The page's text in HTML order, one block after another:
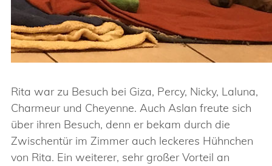
Rita war zu Besuch bei Giza, Percy, Nicky, Laluna,
Charmeur und Cheyenne. Auch Aslan freute sich
über ihren Besuch, denn er bekam durch die
Zwischentür im Zimmer auch leckeres Hühnchen
von Rita. Ein weiterer, sehr großer Vorteil an